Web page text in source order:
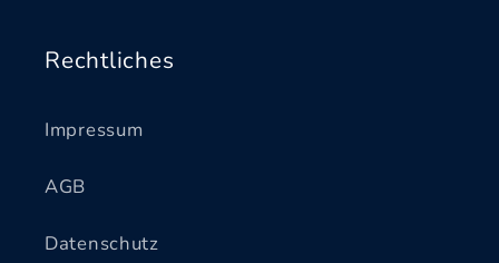
Rechtliches
Impressum
AGB
Datenschutz